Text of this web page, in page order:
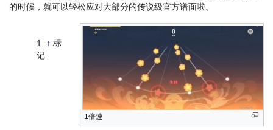
的时候，就可以轻松应对大部分的传说级官方谱面啦。
1倍速
↑ 标
记